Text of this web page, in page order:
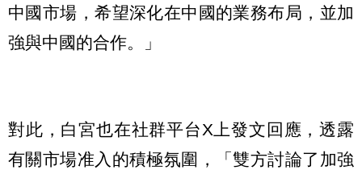
中國市場，希望深化在中國的業務布局，並加
強與中國的合作。」
對此，白宮也在社群平台X上發文回應，透露
有關市場准入的積極氛圍，「雙方討論了加強